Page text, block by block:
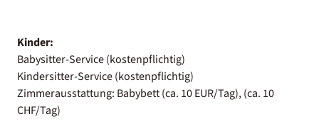
Kinder:
Babysitter-Service (kostenpflichtig)
Kindersitter-Service (kostenpflichtig)
Zimmerausstattung: Babybett (ca. 10 EUR/Tag), (ca. 10
CHF/Tag)